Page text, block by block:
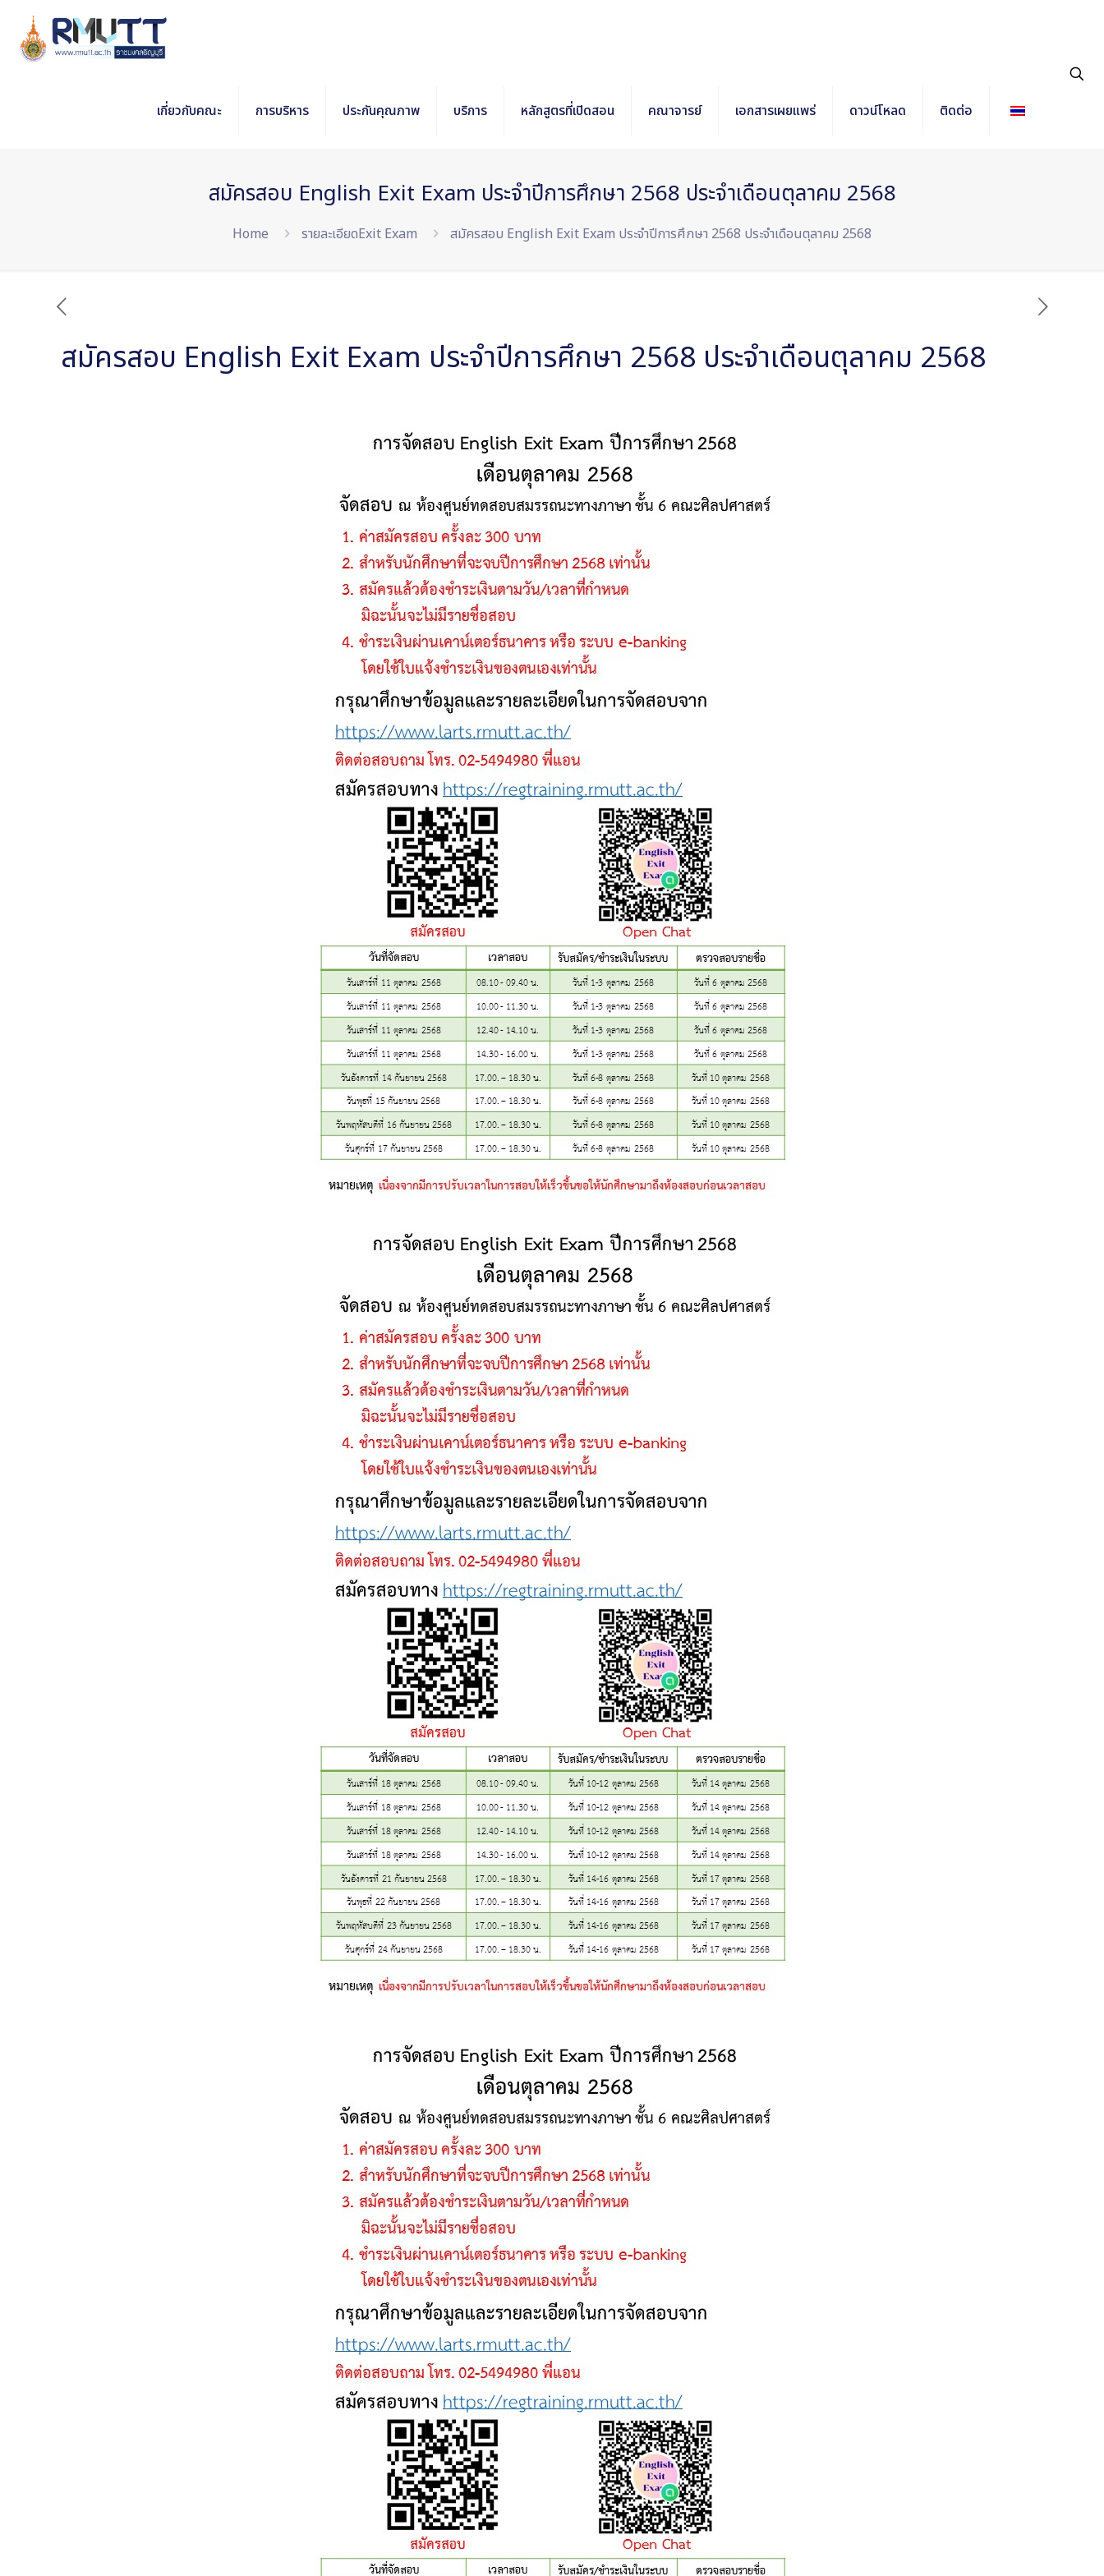
เกี่ยวกับคณะ การบริหาร ประกันคุณภาพ บริการ หลักสูตรที่เปิดสอน คณาจารย์ เอกสารเผยแพร่ ดาวน์โหลด ติดต่อ
สมัครสอบ English Exit Exam ประจำปีการศึกษา 2568 ประจำเดือนตุลาคม 2568
Home รายละเอียดExit Exam สมัครสอบ English Exit Exam ประจำปีการศึกษา 2568 ประจำเดือนตุลาคม 2568
สมัครสอบ English Exit Exam ประจำปีการศึกษา 2568 ประจำเดือนตุลาคม 2568